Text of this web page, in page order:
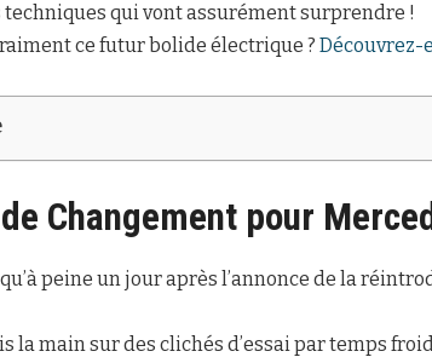
qui vont assurément surprendre !
ce futur bolide électrique ? Découvrez-
Changement pour
peine un jour après l’annonce de la
la main sur des clichés d’essai par temps froid